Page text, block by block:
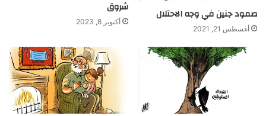
صمود جنين في وجه الاحتلال
أغسطس 21, 2021
شروق
أكتوبر 8, 2023